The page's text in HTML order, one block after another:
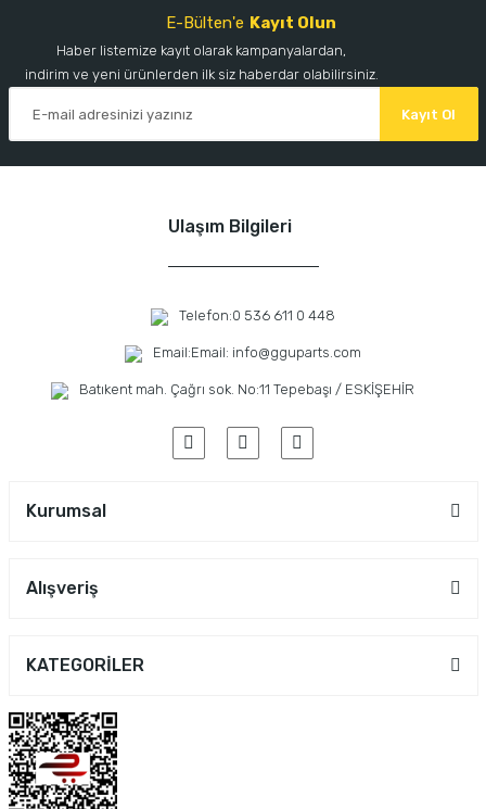
E-Bülten'e Kayıt Olun
Haber listemize kayıt olarak kampanyalardan,
indirim ve yeni ürünlerden ilk siz haberdar olabilirsiniz.
Kayıt Ol
Ulaşım Bilgileri
Telefon:0 536 611 0 448
Email:Email: info@gguparts.com
Batıkent mah. Çağrı sok. No:11 Tepebaşı / ESKİŞEHİR
Kurumsal
Alışveriş
KATEGORİLER